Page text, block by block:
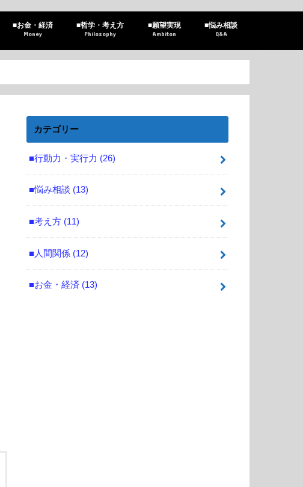
■お金・経済
Money
■哲学・考え方
Philosophy
■願望実現
Ambiton
■悩み相談
Q&A
カテゴリー
■行動力・実行力 (26)
■悩み相談 (13)
■考え方 (11)
■人間関係 (12)
■お金・経済 (13)